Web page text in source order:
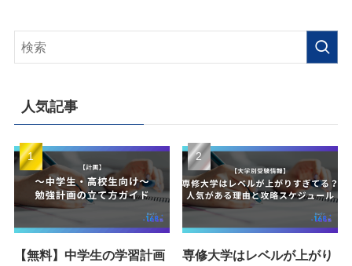
人気記事
【無料】中学生の学習計画
専修大学はレベルが上がり